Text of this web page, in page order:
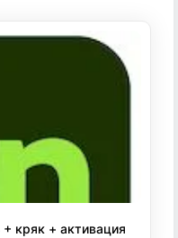
кряк + активация